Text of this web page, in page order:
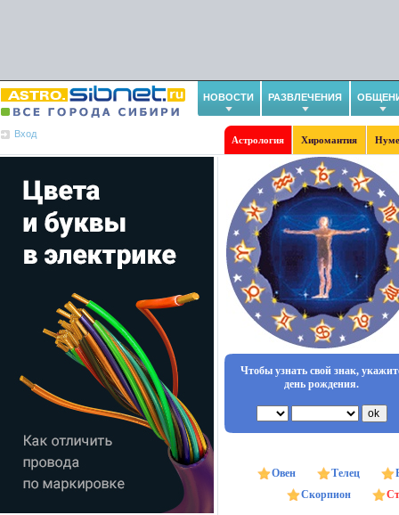
НОВОСТИ РАЗВЛЕЧЕНИЯ
Вход
Астрология Хиромантия
Чтобы узнать свой знак,
день рождения.
Овен Телец
Скорпион